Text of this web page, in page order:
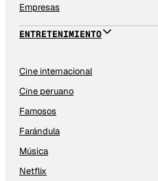
Empresas
ENTRETENIMIENTO
Cine internacional
Cine peruano
Famosos
Farándula
Música
Netflix